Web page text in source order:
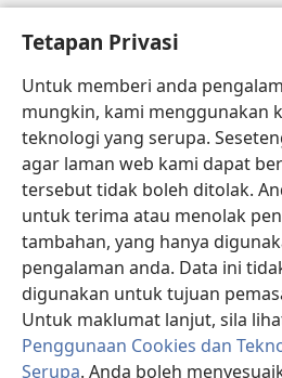
Tetapan Privasi
Untuk memberi anda
mungkin, kami menggunakan
teknologi yang serupa.
agar laman web kami dapat
tersebut tidak boleh ditolak.
untuk terima atau menolak
tambahan, yang hanya
pengalaman anda. Data ini
digunakan untuk tujuan
Untuk maklumat lanjut, sila
Penggunaan Cookies dan
Serupa. Anda boleh
(membuka
tetingkap
baharu)PERPUSTAKAAN DALAM TALIAN
(membuka
tetingkap
baharu)JW Hub
(membuka
tetingkap
baharu) JW Library ®
Watchtower Library®